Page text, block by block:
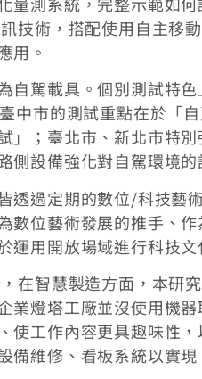
技術，搭配使用自主移
用。
自駕載具。個別測試特
中市的測試重點在於「
」；臺北市、新北市特
側設備強化對自駕環境的
透過定期的數位/科技藝
數位藝術發展的推手、
運用開放場域進行科技文
在智慧製造方面，本研
業燈塔工廠並沒使用機
使工作內容更具趣味性
備維修、看板系統以實現